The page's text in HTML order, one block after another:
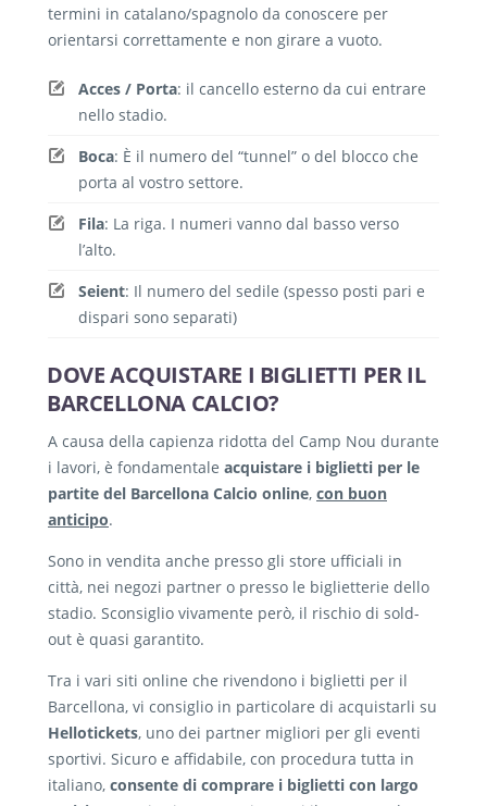
termini in catalano/spagnolo da conoscere per
orientarsi correttamente e non girare a vuoto.
Acces / Porta: il cancello esterno da cui entrare
nello stadio.
Boca: È il numero del “tunnel” o del blocco che
porta al vostro settore.
Fila: La riga. I numeri vanno dal basso verso
l’alto.
Seient: Il numero del sedile (spesso posti pari e
dispari sono separati)
DOVE ACQUISTARE I BIGLIETTI PER IL
BARCELLONA CALCIO?
A causa della capienza ridotta del Camp Nou durante
i lavori, è fondamentale acquistare i biglietti per le
partite del Barcellona Calcio online, con buon
anticipo.
Sono in vendita anche presso gli store ufficiali in
città, nei negozi partner o presso le biglietterie dello
stadio. Sconsiglio vivamente però, il rischio di sold-
out è quasi garantito.
Tra i vari siti online che rivendono i biglietti per il
Barcellona, vi consiglio in particolare di acquistarli su
Hellotickets, uno dei partner migliori per gli eventi
sportivi. Sicuro e affidabile, con procedura tutta in
italiano, consente di comprare i biglietti con largo